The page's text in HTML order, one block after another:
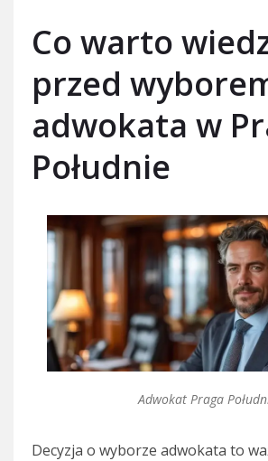
Co warto
przed
adwokata w
Południe
Adwokat Praga
Decyzja o wyborze adwokata to